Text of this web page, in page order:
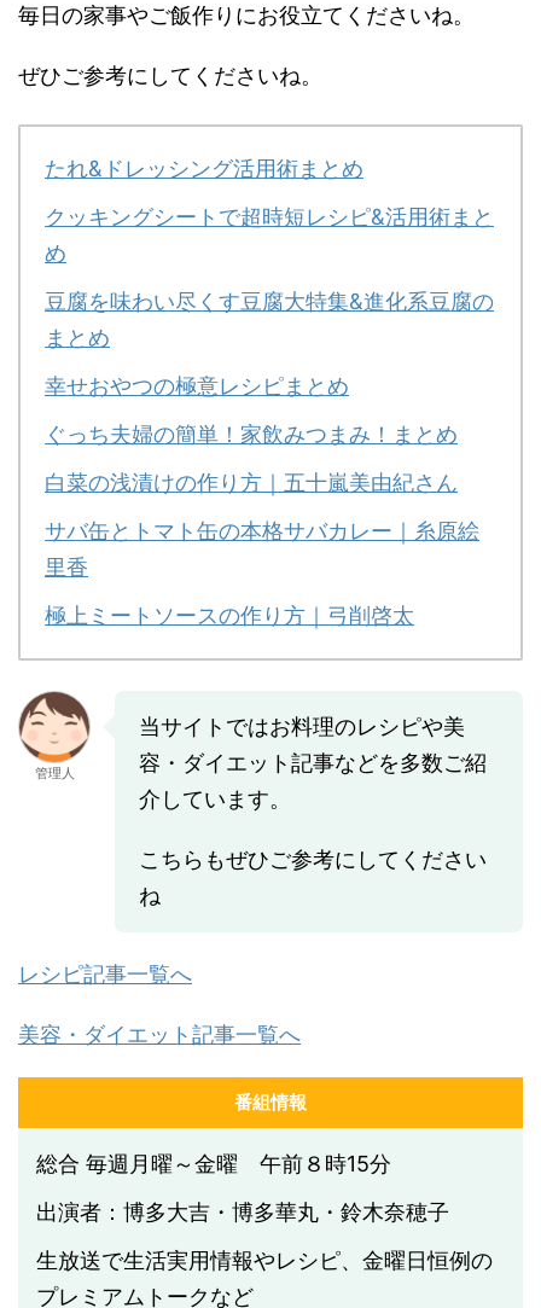
毎日の家事やご飯作りにお役立てくださいね。
ぜひご参考にしてくださいね。
たれ&ドレッシング活用術まとめ
クッキングシートで超時短レシピ&活用術まと
め
豆腐を味わい尽くす豆腐大特集&進化系豆腐の
まとめ
幸せおやつの極意レシピまとめ
ぐっち夫婦の簡単！家飲みつまみ！まとめ
白菜の浅漬けの作り方｜五十嵐美由紀さん
サバ缶とトマト缶の本格サバカレー｜糸原絵
里香
極上ミートソースの作り方｜弓削啓太
管理人
当サイトではお料理のレシピや美
容・ダイエット記事などを多数ご紹
介しています。
こちらもぜひご参考にしてください
ね
レシピ記事一覧へ
美容・ダイエット記事一覧へ
番組情報
総合 毎週月曜～金曜 午前８時15分
出演者：博多大吉・博多華丸・鈴木奈穂子
生放送で生活実用情報やレシピ、金曜日恒例の
プレミアムトークなど